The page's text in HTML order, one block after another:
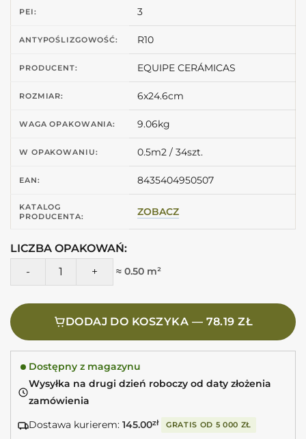
PEI: 3
ANTYPOŚLIZGOWOŚĆ: R10
PRODUCENT: EQUIPE CERÁMICAS
ROZMIAR: 6x24.6cm
WAGA OPAKOWANIA: 9.06kg
W OPAKOWANIU: 0.5m2 / 34szt.
EAN: 8435404950507
KATALOG
PRODUCENTA:
ZOBACZ
LICZBA OPAKOWAŃ:
ilość EQUIPE Argile Siena 6X24,6 Beżowe płytki matowe
≈ 0.50 m²
DODAJ DO KOSZYKA — 78.19 ZŁ
Dostępny z magazynu
Wysyłka na drugi dzień roboczy od daty złożenia
zamówienia
Dostawa kurierem: 145.00zł GRATIS OD 5 000 ZŁ